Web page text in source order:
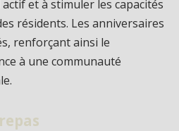
et à stimuler les capacités
résidents. Les anniversaires
renforçant ainsi le
à une communauté